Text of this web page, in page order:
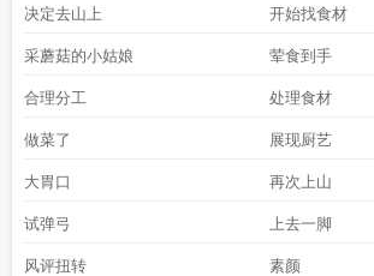
决定去山上 开始找食材
采蘑菇的小姑娘 荤食到手
合理分工 处理食材
做菜了 展现厨艺
大胃口 再次上山
试弹弓 上去一脚
风评扭转 素颜